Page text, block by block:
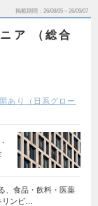
掲載期間 26/08/05～26/09/07
ア （総合
あり（日系グロー
、食品・飲料・医薬
ンビ…